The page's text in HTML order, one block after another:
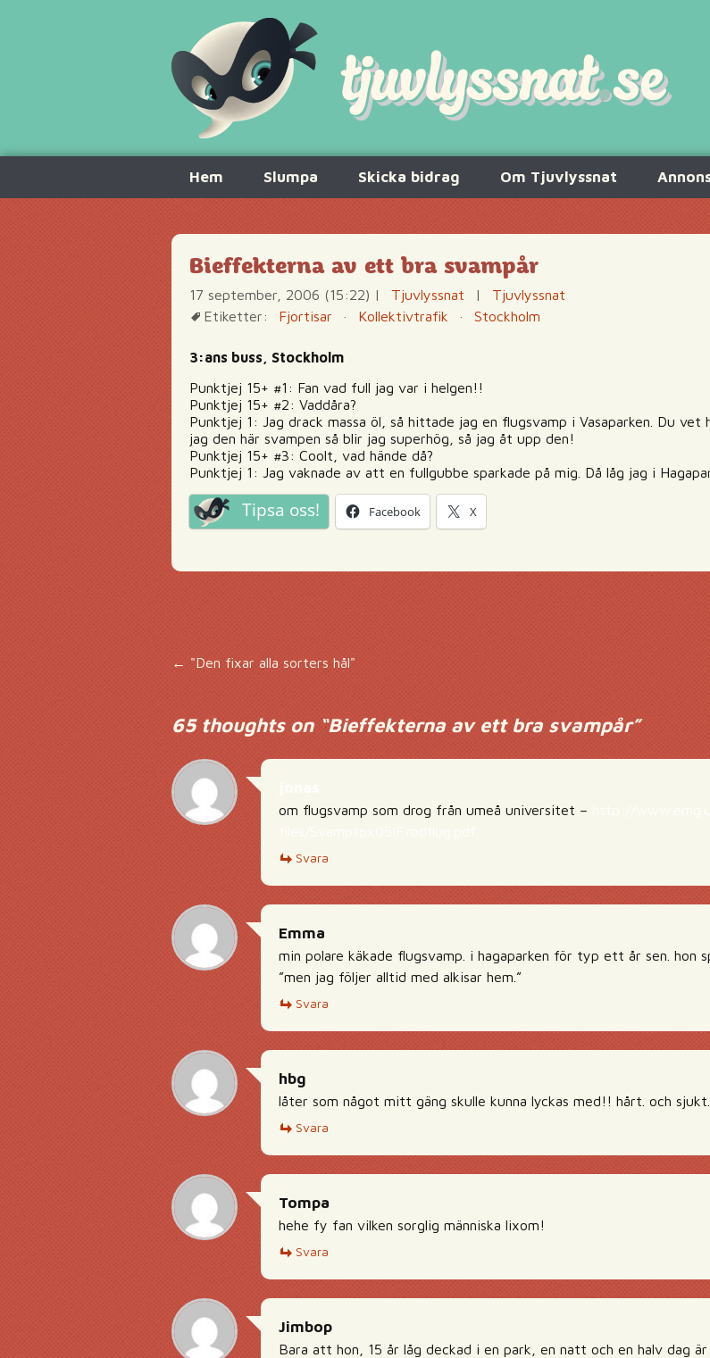
innehåll
Hem Slumpa Skicka bidrag Om Tjuvlyssnat
Bieffekterna av ett bra svampår
17 september, 2006 (15:22) | Tjuvlyssnat |
Tjuvlyssnat
Etiketter:
Fjortisar · Kollektivtrafik · Stockholm
3:ans buss, Stockholm
Punktjej 15+ #1: Fan vad full jag var i helgen!!
Punktjej 15+ #2: Vaddåra?
Punktjej 1: Jag drack massa öl, så hittade jag en flugsvamp i Vasaparken. Du
jag den här svampen så blir jag superhög, så jag åt upp den!
Punktjej 15+ #3: Coolt, vad hände då?
Punktjej 1: Jag vaknade av att en fullgubbe sparkade på mig. Då låg jag i
Tipsa oss! Facebook X
Inläggsnavigering
← "Den fixar alla sorters hål"
65 thoughts on “Bieffekterna av ett bra svampår”
om flugsvamp som drog från umeå universitet –
Svara
Emma
min polare käkade flugsvamp. i hagaparken för typ ett år sen. hon
”men jag följer alltid med alkisar hem.”
Svara
hbg
låter som något mitt gäng skulle kunna lyckas med!! hårt. och
Svara
Tompa
hehe fy fan vilken sorglig människa lixom!
Svara
Jimbop
Bara att hon, 15 år låg deckad i en park, en natt och en halv dag